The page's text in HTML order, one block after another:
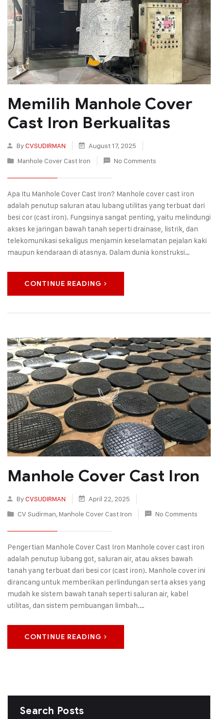
Memilih Manhole Cover
Cast Iron Berkualitas
ByCVSUDIRMAN
August 17, 2025
Manhole Cover Cast Iron
No Comments
Apa Itu Manhole Cover Cast Iron? Manhole cover cast iron
adalah penutup saluran atau lubang utilitas yang terbuat dari
besi cor (cast iron). Fungsinya sangat penting, yaitu melindungi
akses ke jaringan bawah tanah seperti drainase, listrik, dan
telekomunikasi sekaligus menjamin keselamatan pejalan kaki
maupun kendaraan di atasnya. Dalam dunia konstruksi…
CONTINUE READING
Manhole Cover Cast Iron
ByCVSUDIRMAN
April 22, 2025
CV Sudirman, Manhole Cover Cast Iron No Comments
Pengertian Manhole Cover Cast Iron Manhole cover cast iron
adalah penutup lubang got, saluran air, atau akses bawah
tanah yang terbuat dari besi cor (cast iron). Manhole cover ini
dirancang untuk memberikan perlindungan serta akses yang
mudah ke sistem bawah tanah seperti saluran air, kabel
utilitas, dan sistem pembuangan limbah.…
CONTINUE READING
Search Posts